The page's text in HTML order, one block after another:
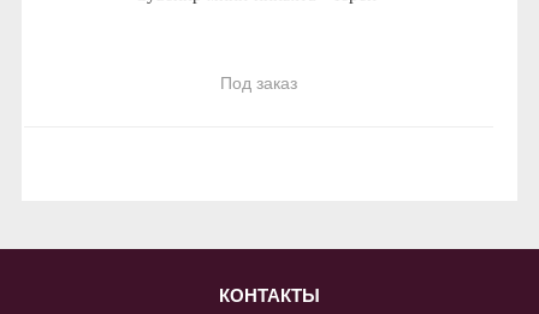
Под заказ
КОНТАКТЫ